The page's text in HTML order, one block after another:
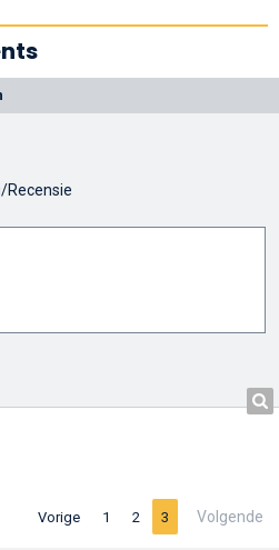
Recensie
Vorige 1 2 3 Volgende